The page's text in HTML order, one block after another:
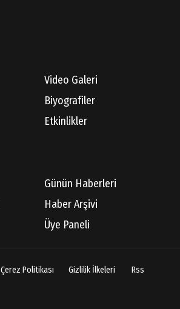
Video Galeri
Biyografiler
Etkinlikler
Günün Haberleri
Haber Arşivi
Üye Paneli
Çerez Politikası Gizlilik İlkeleri
Rss